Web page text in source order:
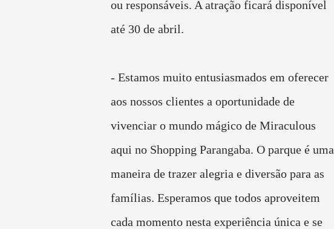
ou responsáveis. A atração ficará disponível
até 30 de abril.
- Estamos muito entusiasmados em oferecer
aos nossos clientes a oportunidade de
vivenciar o mundo mágico de Miraculous
aqui no Shopping Parangaba. O parque é uma
maneira de trazer alegria e diversão para as
famílias. Esperamos que todos aproveitem
cada momento nesta experiência única e se